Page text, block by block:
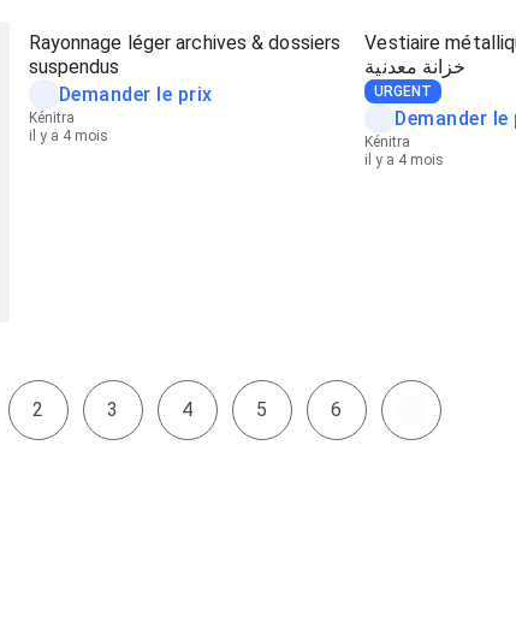
Rayonnage léger archives & dossiers
suspendus
Demander le prix
Kénitra
il y a 4 mois
Vestiaire
خزانة معدنية
URGENT
Demander le
Kénitra
il y a 4 mois
2 3 4 5 6